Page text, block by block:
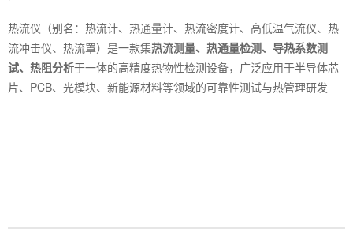
热流仪（别名：热流计、热通量计、热流密度计、高低温气流仪、热
流冲击仪、热流罩）是一款集热流测量、热通量检测、导热系数测
试、热阻分析于一体的高精度热物性检测设备，广泛应用于半导体芯
片、PCB、光模块、新能源材料等领域的可靠性测试与热管理研发